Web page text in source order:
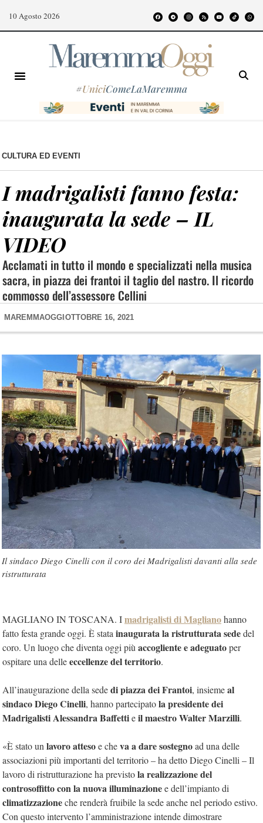
10 Agosto 2026
#UniciComeLaMaremma
CULTURA ED EVENTI
I madrigalisti fanno festa:
inaugurata la sede – IL
VIDEO
Acclamati in tutto il mondo e specializzati nella musica
sacra, in piazza dei frantoi il taglio del nastro. Il ricordo
commosso dell’assessore Cellini
MAREMMAOGGI OTTOBRE 16, 2021
Il sindaco Diego Cinelli con il coro dei Madrigalisti davanti alla sede
ristrutturata
MAGLIANO IN TOSCANA. Imadrigalisti di Maglianohanno
fatto festa grande oggi. È stata inaugurata la ristrutturata sededel
coro. Un luogo che diventa oggi più accogliente e adeguatoper
ospitare una delleeccellenze del territorio.
All’inaugurazione della sededi piazza dei Frantoi, insiemeal
sindaco Diego Cinelli, hanno partecipatola presidente dei
Madrigalisti Alessandra Baffettieil maestro Walter Marzilli.
«È stato un lavoro attesoe cheva a dare sostegnoad una delle
associazioni più importanti del territorio – ha detto Diego Cinelli – Il
lavoro di ristrutturazione ha previstola realizzazione del
controsoffitto con la nuova illuminazionee dell’impianto di
climatizzazioneche renderà fruibile la sede anche nel periodo estivo.
Con questo intervento l’amministrazione intende dimostrare